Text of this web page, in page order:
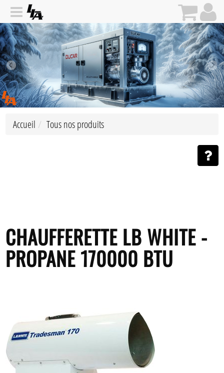
Accueil Tous nos produits
CHAUFFERETTE LB WHITE -
PROPANE 170000 BTU